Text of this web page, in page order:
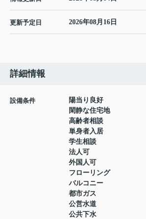
更新予定日 2026年08月16日
詳細情報
設備条件
陽当り良好
閑静な住宅地
高齢者相談
単身者入居
学生相談
法人可
外国人可
フローリング
バルコニー
都市ガス
公営水道
公共下水